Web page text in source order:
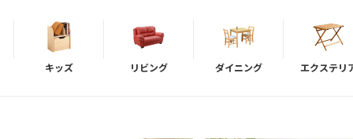
キッズ リビング ダイニング エクステリ